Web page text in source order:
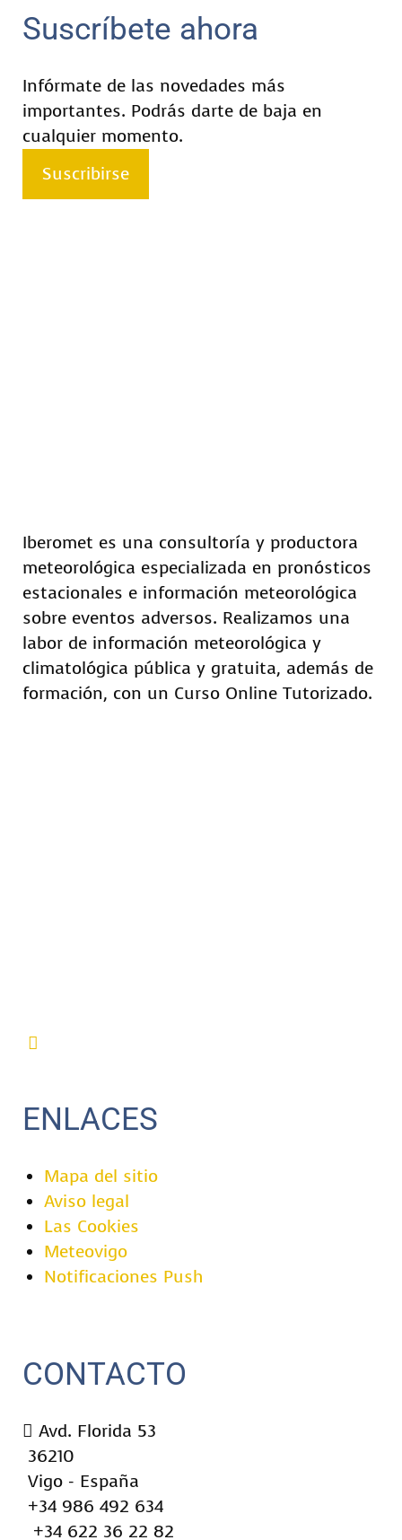
Suscríbete ahora
Infórmate de las novedades más
importantes. Podrás darte de baja en
cualquier momento.
Suscribirse
Iberomet es una consultoría y productora
meteorológica especializada en pronósticos
estacionales e información meteorológica
sobre eventos adversos. Realizamos una
labor de información meteorológica y
climatológica pública y gratuita, además de
formación, con un Curso Online Tutorizado.
ENLACES
Mapa del sitio
Aviso legal
Las Cookies
Meteovigo
Notificaciones Push
CONTACTO
Avd. Florida 53
36210
Vigo - España
+34 986 492 634
+34 622 36 22 82